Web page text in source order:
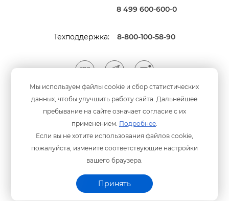
Мы используем файлы cookie и сбор статистических
данных, чтобы улучшить работу сайта. Дальнейшее
пребывание на сайте означает согласие с их
применением. Подробнее.
Если вы не хотите использования файлов cookie,
пожалуйста, измените соответствующие настройки
ашего браузера.
Принять
© ООО «Программный центр» 2003-2026 гг.
8 499 600-600-0
Техподдержка: 8-800-100-58-90
Мы принимаем оплату
анковскими картами